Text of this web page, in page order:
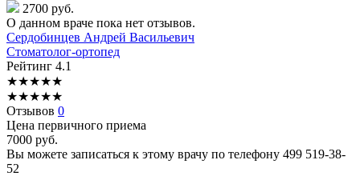
2700 руб.
О данном враче пока нет отзывов.
Сердобинцев Андрей Васильевич
Стоматолог-ортопед
Рейтинг 4.1
★★★★★
★★★★★
Отзывов 0
Цена первичного приема
7000 руб.
Вы можете записаться к этому врачу по телефону 499 519-38-
52